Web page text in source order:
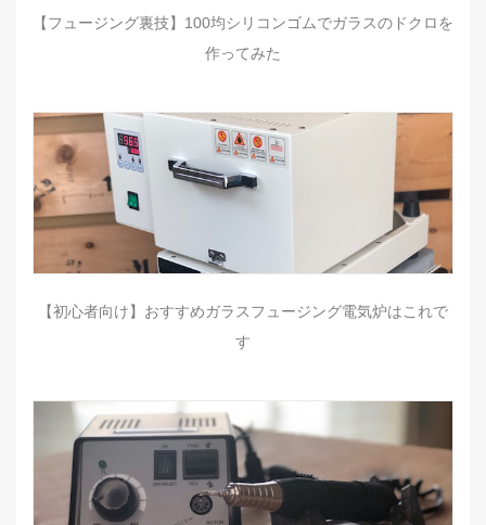
【フュージング裏技】100均シリコンゴムでガラスのドクロを
作ってみた
【初心者向け】おすすめガラスフュージング電気炉はこれで
す